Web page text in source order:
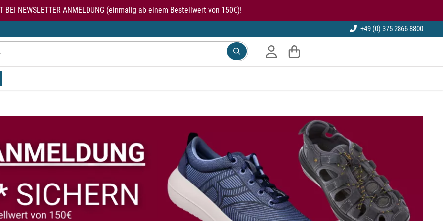
BEI NEWSLETTER ANMELDUNG (einmalig ab einem Bestellwert von 150€)!
+49 (0) 375 2866 8800